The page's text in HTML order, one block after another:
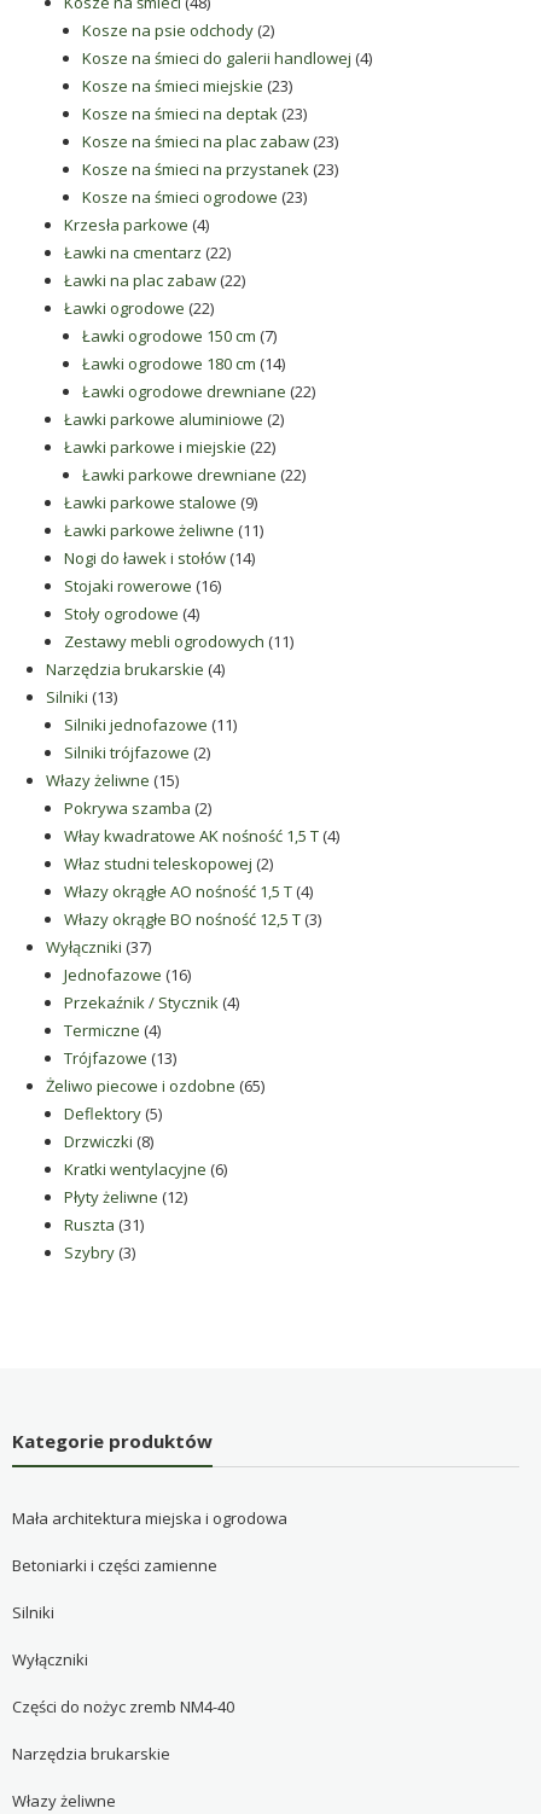
produktów
Kosze na psie odchody 22
produkty
Kosze na śmieci do galerii handlowej 44
Kosze na śmieci miejskie 2323
produkty
Kosze na śmieci na deptak 2323
produkty
Kosze na śmieci na plac zabaw 2323
produkty
Kosze na śmieci na przystanek 2323
Kosze na śmieci ogrodowe 2323
Krzesła parkowe 44
produkty
Ławki na cmentarz 2222
produkty
Ławki na plac zabaw 2222
Ławki ogrodowe 2222
produkty
Ławki ogrodowe 150 cm 77
produktów
Ławki ogrodowe 180 cm 1414
produktów
Ławki ogrodowe drewniane 2222
Ławki parkowe aluminiowe 22
Ławki parkowe i miejskie 2222
produkty
Ławki parkowe drewniane 2222
Ławki parkowe stalowe 99
produktów
Ławki parkowe żeliwne 1111
Nogi do ławek i stołów 1414
Stojaki rowerowe 1616
Stoły ogrodowe 44
produkty
Zestawy mebli ogrodowych 1111
Narzędzia brukarskie 44
Silniki 1313
produktów
Silniki jednofazowe 1111
Silniki trójfazowe 22
Włazy żeliwne 1515
produktów
Pokrywa szamba 22
produkty
Włay kwadratowe AK nośność 1,5 T 44
Właz studni teleskopowej 22
produkty
Włazy okrągłe AO nośność 1,5 T 44
produkty
Włazy okrągłe BO nośność 12,5 T 33
Wyłączniki 3737
produktów
Jednofazowe 1616
produktów
Przekaźnik / Stycznik 44
Termiczne 44
produkty
Trójfazowe 1313
produktów
Żeliwo piecowe i ozdobne 6565
Deflektory 55
Drzwiczki 88
produktów
Kratki wentylacyjne 66
Płyty żeliwne 1212
Ruszta 3131
Szybry 33
Kategorie produktów
Mała architektura miejska i ogrodowa
Betoniarki i części zamienne
Silniki
Wyłączniki
Części do nożyc zremb NM4-40
Narzędzia brukarskie
Włazy żeliwne